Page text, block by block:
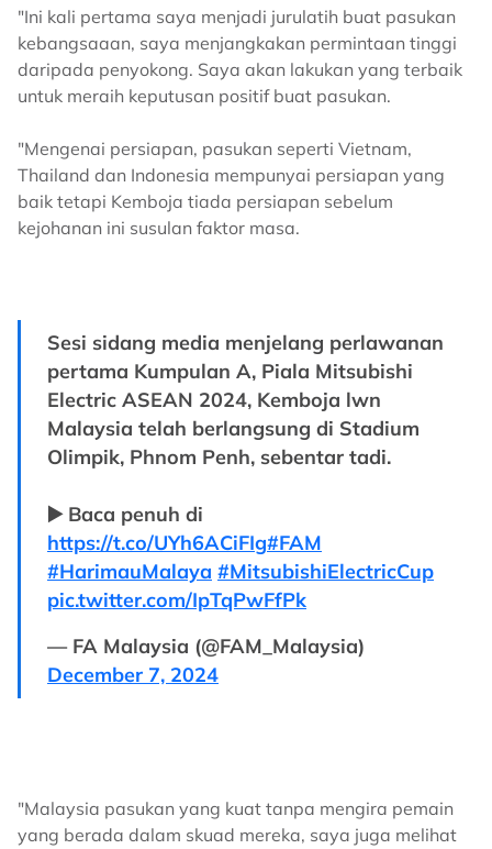
"Ini kali pertama saya menjadi jurulatih buat pasukan
kebangsaaan, saya menjangkakan permintaan tinggi
daripada penyokong. Saya akan lakukan yang terbaik
untuk meraih keputusan positif buat pasukan.
"Mengenai persiapan, pasukan seperti Vietnam,
Thailand dan Indonesia mempunyai persiapan yang
baik tetapi Kemboja tiada persiapan sebelum
kejohanan ini susulan faktor masa.
Sesi sidang media menjelang perlawanan
pertama Kumpulan A, Piala Mitsubishi
Electric ASEAN 2024, Kemboja lwn
Malaysia telah berlangsung di Stadium
Olimpik, Phnom Penh, sebentar tadi.
▶️ Baca penuh di
https://t.co/UYh6ACiFIg#FAM
#HarimauMalaya #MitsubishiElectricCup
pic.twitter.com/IpTqPwFfPk
— FA Malaysia (@FAM_Malaysia)
December 7, 2024
"Malaysia pasukan yang kuat tanpa mengira pemain
yang berada dalam skuad mereka, saya juga melihat